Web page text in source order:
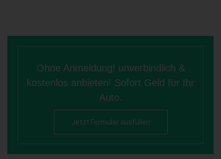
Ohne Anmeldung! unverbindlich &
kostenlos anbieten! Sofort Geld für Ihr
Auto.
Jetzt Formular ausfüllen